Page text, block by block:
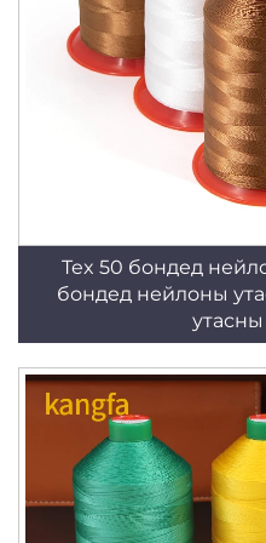
Tex 50 бондед
бондед нейлоны